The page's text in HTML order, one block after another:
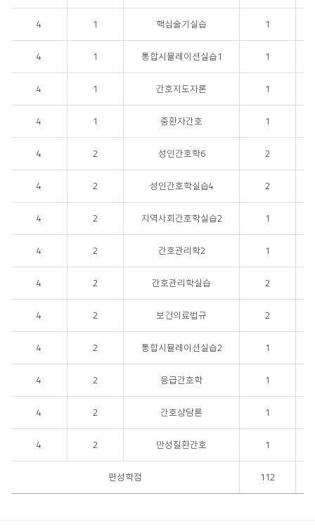
4 1 핵심술기실습 1
4 1 통합시뮬레이션실습1 1
4 1 간호지도자론 1
4 1 중환자간호 1
4 2 성인간호학6 2
4 2 성인간호학실습4 2
4 2 지역사회간호학실습2 1
4 2 간호관리학2 1
4 2 간호관리학실습 2
4 2 보건의료법규 2
4 2 통합시뮬레이션실습2 1
4 2 응급간호학 1
4 2 간호상담론 1
4 2 만성질환간호 1
편성학점 112